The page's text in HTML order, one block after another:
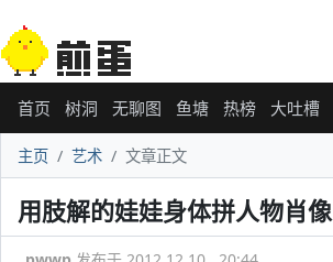
首页 树洞 无聊图 鱼塘 热榜 大吐槽
主页 艺术 文章正文
用肢解的娃娃身体拼人物肖像